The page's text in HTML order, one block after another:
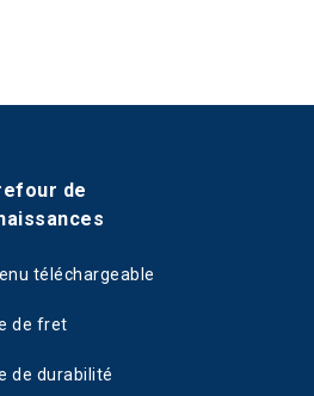
de
téléchargeable
de fret
de durabilité